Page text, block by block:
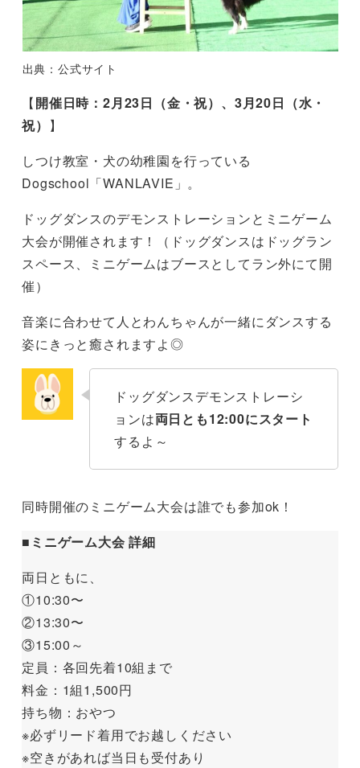
出典：公式サイト
【開催日時：2月23日（金・祝）、3月20日（水・
祝） 】
しつけ教室・犬の幼稚園を行っている
Dogschool「WANLAVIE」。
ドッグダンスのデモンストレーションとミニゲーム
大会が開催されます！（ドッグダンスはドッグラン
スペース、ミニゲームはブースとしてラン外にて開
催）
音楽に合わせて人とわんちゃんが一緒にダンスする
姿にきっと癒されますよ◎
ドッグダンスデモンストレーシ
ョンは両日とも12:00にスタート
するよ～
同時開催のミニゲーム大会は誰でも参加ok！
■ ミニゲーム大会 詳細
両日ともに、
①10:30〜
②13:30〜
③15:00～
定員：各回先着10組まで
料金：1組1,500円
持ち物：おやつ
※必ずリード着用でお越しください
※空きがあれば当日も受付あり